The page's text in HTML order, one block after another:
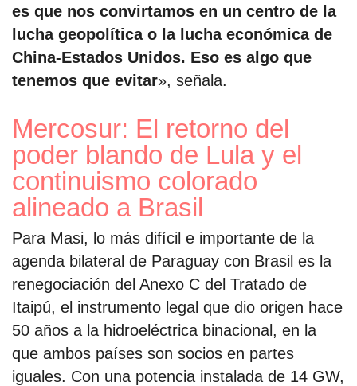
es que nos convirtamos en un centro de la
lucha geopolítica o la lucha económica de
China-Estados Unidos. Eso es algo que
tenemos que evitar», señala.
Mercosur: El retorno del
poder blando de Lula y el
continuismo colorado
alineado a Brasil
Para Masi, lo más difícil e importante de la
agenda bilateral de Paraguay con Brasil es la
renegociación del Anexo C del Tratado de
Itaipú, el instrumento legal que dio origen hace
50 años a la hidroeléctrica binacional, en la
que ambos países son socios en partes
iguales. Con una potencia instalada de 14 GW,